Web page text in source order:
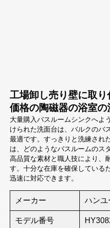
工場卸し売り壁に取
価格の陶磁器の浴室の
大量購入バスルームシンクへよ
けられた洗面台は、バルクのバ
最適です。すっきりと洗練され
は、どのようなバスルームのス
高品質な素材と職人技により、
す。十分な在庫を確保している
迅速に対応できます。
メーカー ハンユ
モデル番号